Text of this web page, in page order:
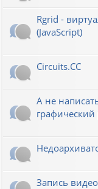
Rgrid -
(JavaScript)
Circuits.CC
А не
графический
Запись